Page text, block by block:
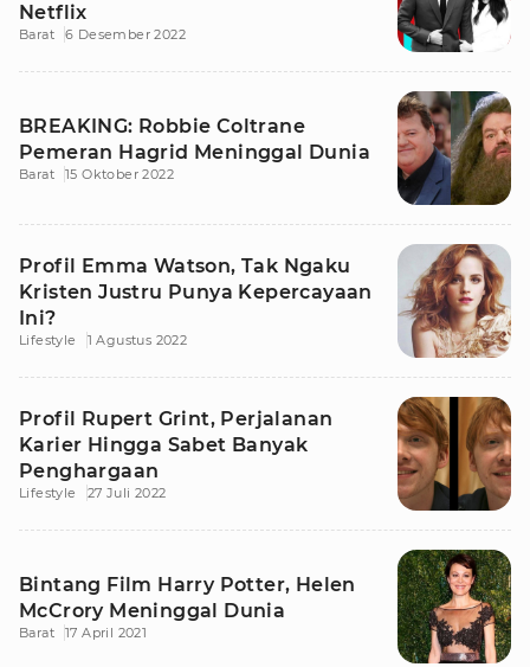
Netflix
Barat 6 Desember 2022
BREAKING: Robbie Coltrane
Pemeran Hagrid Meninggal Dunia
Barat 15 Oktober 2022
Profil Emma Watson, Tak Ngaku
Kristen Justru Punya Kepercayaan
Ini?
Lifestyle 1 Agustus 2022
Profil Rupert Grint, Perjalanan
Karier Hingga Sabet Banyak
Penghargaan
Lifestyle 27 Juli 2022
Bintang Film Harry Potter, Helen
McCrory Meninggal Dunia
Barat 17 April 2021